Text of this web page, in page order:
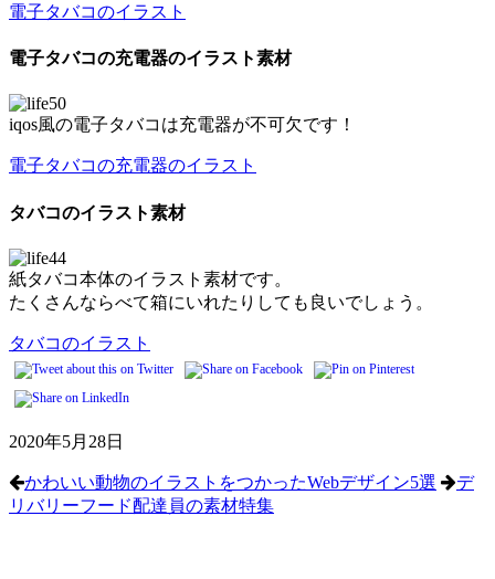
電子タバコのイラスト
電子タバコの充電器のイラスト素材
iqos風の電子タバコは充電器が不可欠です！
電子タバコの充電器のイラスト
タバコのイラスト素材
紙タバコ本体のイラスト素材です。
たくさんならべて箱にいれたりしても良いでしょう。
タバコのイラスト
2020年5月28日
かわいい動物のイラストをつかったWebデザイン5選
デ
リバリーフード配達員の素材特集